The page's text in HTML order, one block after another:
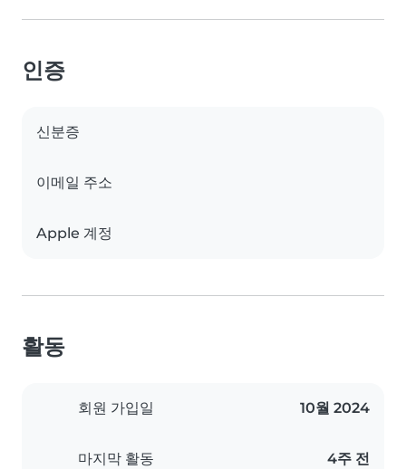
인증
신분증
이메일 주소
Apple 계정
활동
회원 가입일 10월 2024
마지막 활동 4주 전